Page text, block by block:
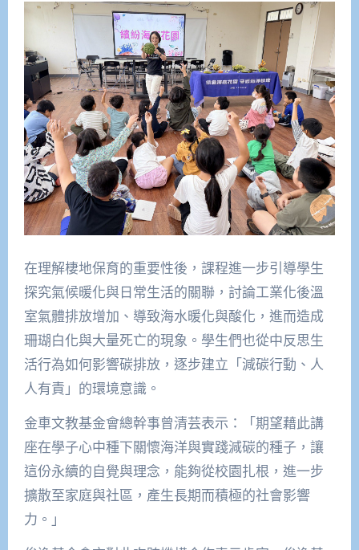
在理解棲地保育的重要性後，課程進一步引導學生
探究氣候暖化與日常生活的關聯，討論工業化後溫
室氣體排放增加、導致海水暖化與酸化，進而造成
珊瑚白化與大量死亡的現象。學生們也從中反思生
活行為如何影響碳排放，逐步建立「減碳行動、人
人有責」的環境意識。
金車文教基金會總幹事曾清芸表示：「期望藉此講
座在學子心中種下關懷海洋與實踐減碳的種子，讓
這份永續的自覺與理念，能夠從校園扎根，進一步
擴散至家庭與社區，產生長期而積極的社會影響
力。」